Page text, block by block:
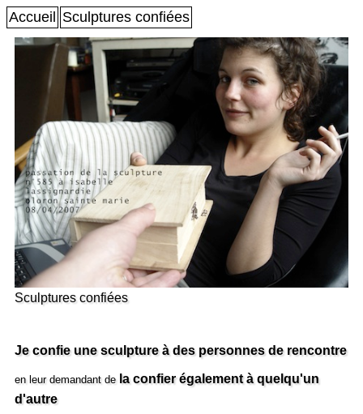
Accueil Sculptures confiées
Sculptures confiées
Je confie une sculpture à des personnes de rencontre
en leur demandant de la confier également à quelqu'un
d'autre